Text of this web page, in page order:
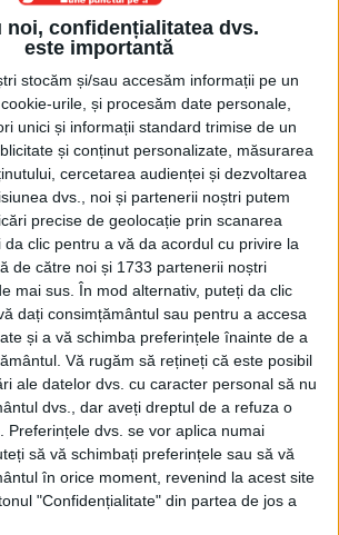
noi, confidențialitatea dvs.
este importantă
stocăm și/sau accesăm informații pe un
urile, și procesăm date personale,
unici și informații standard trimise de un
și conținut personalizate, măsurarea
cercetarea audienței și dezvoltarea
dvs., noi și partenerii noștri putem
precise de geolocație prin scanarea
da clic pentru a vă da acordul cu privire la
de către noi și 1733 partenerii noștri
mai sus. În mod alternativ, puteți da clic
dați consimțământul sau pentru a accesa
și a vă schimba preferințele înainte de a
Vă rugăm să rețineți că este posibil
ale datelor dvs. cu caracter personal să nu
dvs., dar aveți dreptul de a refuza o
Preferințele dvs. se vor aplica numai
să vă schimbați preferințele sau să vă
în orice moment, revenind la acest site
"Confidențialitate" din partea de jos a